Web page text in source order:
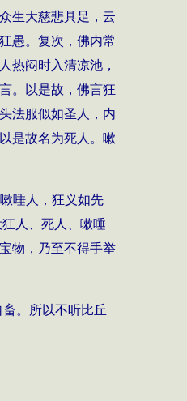
生大慈悲具足，云
愚。复次，佛内常
热闷时入清凉池，
。以是故，佛言狂
法服似如圣人，内
是故名为死人。嗽
唾人，狂义如先
人、死人、嗽唾
物，乃至不得手举
。所以不听比丘